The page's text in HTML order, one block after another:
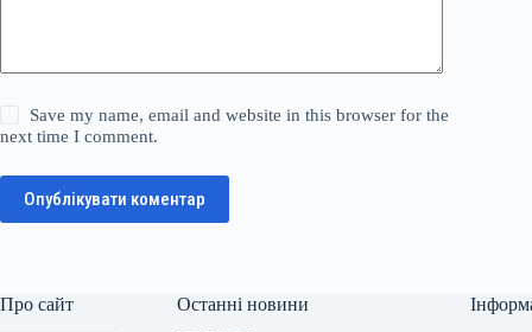
Save my name, email and website in this browser for the
next time I comment.
Опублікувати коментар
Про сайт Останні новини